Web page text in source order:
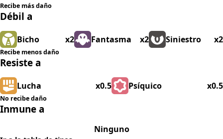
Recibe más daño
Débil a
Bicho x2 Fantasma x2 Siniestro x2
Recibe menos daño
Resiste a
Lucha x0.5 Psíquico x0.5
No recibe daño
Inmune a
Ninguno